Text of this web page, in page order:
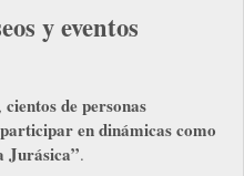
y eventos
cientos de personas
en dinámicas como
Jurásica”.